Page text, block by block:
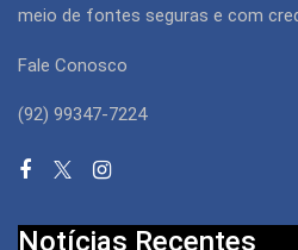
meio de fontes seguras e com
Fale Conosco
(92) 99347-7224
Notícias Recentes